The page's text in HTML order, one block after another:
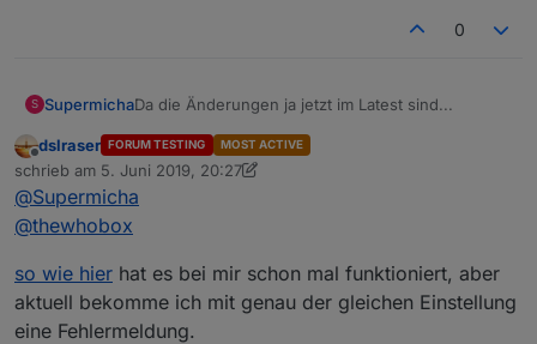
0
S SupermichaDa die Änderungen ja jetzt im Latest sind...
Kann mir mal irgendwer erklären, wie ich den ID-
Selector richtig nutze?
Wie ich dort was eintragen muss, und was mich
Meine Grundidee, ich würde gerne aus dem
irgendwie im VIS anzeigen lassen...
Bisher stehe ich da komplett auf dem Schlauch,
wie ich dort irgendwas selektiere oder wie ich
dann eine Ausgabe nutzen kann..
Offline
dslraser FORUM TESTING MOST ACTIVE
schrieb am 5. Juni 2019, 20:27
zuletzt editiert von dslraser6. Mai 2019, 23:30
@Supermicha
@thewhobox
so wie hier hat es bei mir schon mal funktioniert, aber
aktuell bekomme ich mit genau der gleichen Einstellung
eine Fehlermeldung.